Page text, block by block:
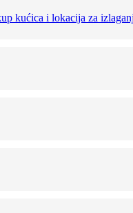
kućica i lokacija za